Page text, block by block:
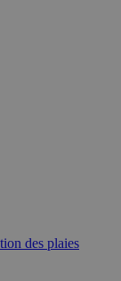
des plaies